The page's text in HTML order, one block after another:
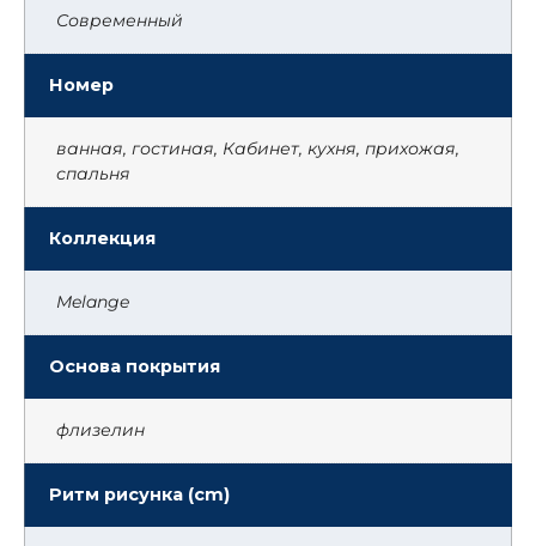
Современный
Номер
ванная, гостиная, Кабинет, кухня, прихожая,
спальня
Коллекция
Melange
Основа покрытия
флизелин
Ритм рисунка (cm)